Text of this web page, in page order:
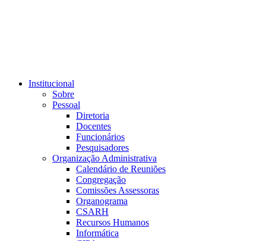
Institucional
Sobre
Pessoal
Diretoria
Docentes
Funcionários
Pesquisadores
Organização Administrativa
Calendário de Reuniões
Congregação
Comissões Assessoras
Organograma
CSARH
Recursos Humanos
Informática